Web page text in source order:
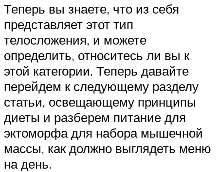
Теперь вы знаете, что из себя
представляет этот тип
телосложения, и можете
определить, относитесь ли вы к
этой категории. Теперь давайте
перейдем к следующему разделу
статьи, освещающему принципы
диеты и разберем питание для
эктоморфа для набора мышечной
массы, как должно выглядеть меню
на день.